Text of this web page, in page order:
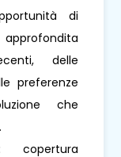
di
delle
preferenze
che
copertura